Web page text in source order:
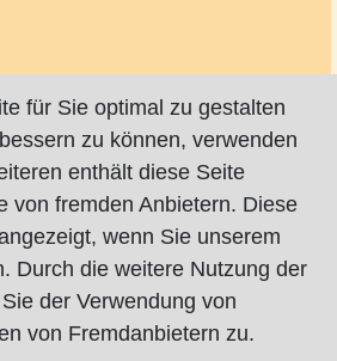
für Sie optimal zu gestalten
zu können, verwenden
enthält diese Seite
von fremden Anbietern. Diese
wenn Sie unserem
Durch die weitere Nutzung der
der Verwendung von
von Fremdanbietern zu.